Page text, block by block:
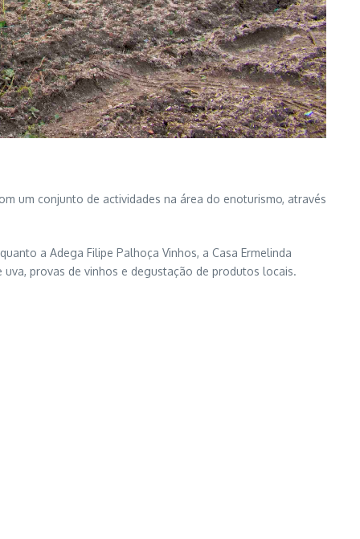
um conjunto de actividades na área do enoturismo, através
a Adega Filipe Palhoça Vinhos, a Casa Ermelinda
provas de vinhos e degustação de produtos locais.